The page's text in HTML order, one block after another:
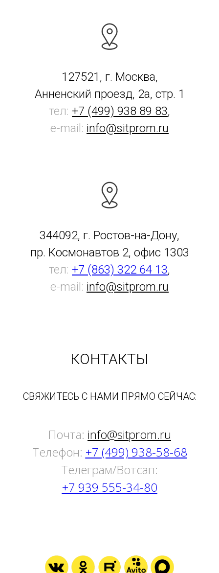
127521, г. Москва,
Анненский проезд, 2а, стр. 1
тел: +7 (499) 938 89 83,
e-mail: info@sitprom.ru
344092, г. Ростов-на-Дону,
пр. Космонавтов 2, офис 1303
тел: +7 (863) 322 64 13,
e-mail: info@sitprom.ru
КОНТАКТЫ
СВЯЖИТЕСЬ С НАМИ ПРЯМО СЕЙЧАС:
Почта: info@sitprom.ru
Телефон: +7 (499) 938-58-68
Tелеграм/Вотсап:
+7 939 555-34-80